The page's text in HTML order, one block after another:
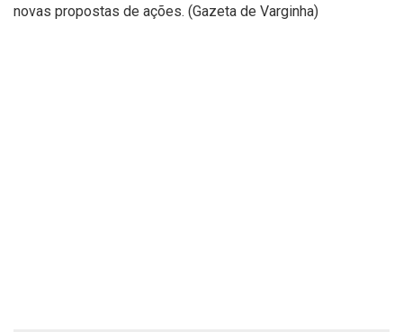
novas propostas de ações. (Gazeta de Varginha)